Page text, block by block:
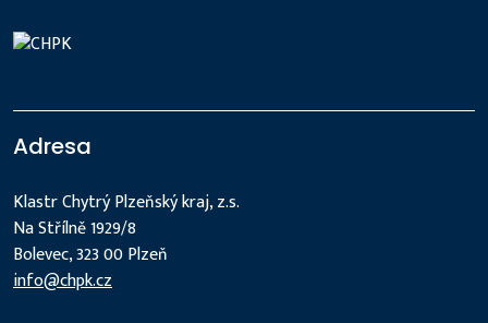
Adresa
Klastr Chytrý Plzeňský kraj, z.s.
Na Střílně 1929/8
Bolevec, 323 00 Plzeň
info@chpk.cz